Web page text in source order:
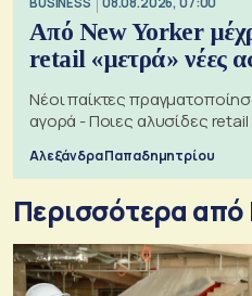
Από New Yorker
retail «μετρά» νέες
Νέοι παίκτες
αγορά - Ποιες αλυσίδες
Αλεξάνδρα Παπαδημητρίου
Περισσότερα από